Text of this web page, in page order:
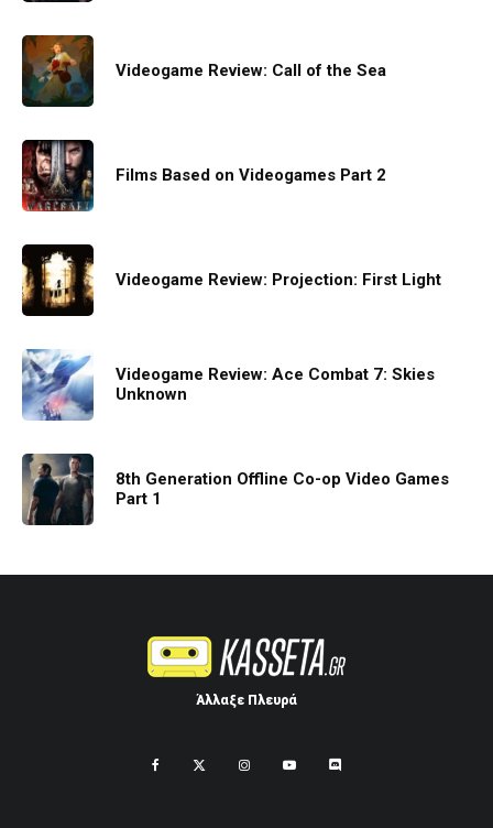
Videogame Review: Call of the Sea
Films Based on Videogames Part 2
Videogame Review: Projection: First Light
Videogame Review: Ace Combat 7: Skies
Unknown
8th Generation Offline Co-op Video Games
Part 1
Άλλαξε Πλευρά